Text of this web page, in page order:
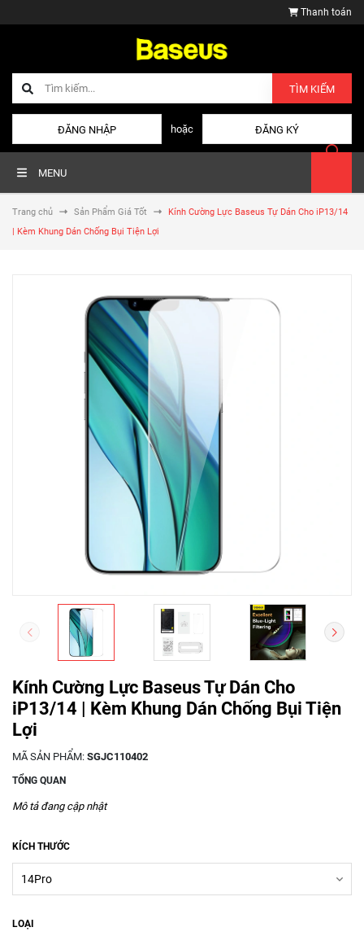
Thanh toán
TÌM KIẾM
ĐĂNG NHẬP hoặc ĐĂNG KÝ
MENU
Trang chủ Sản Phẩm Giá Tốt
Kính Cường Lực Baseus Tự Dán Cho iP13/14
| Kèm Khung Dán Chống Bụi Tiện Lợi
Kính Cường Lực Baseus Tự Dán Cho
iP13/14 | Kèm Khung Dán Chống Bụi Tiện
Lợi
MÃ SẢN PHẨM: SGJC110402
TỔNG QUAN
Mô tả đang cập nhật
KÍCH THƯỚC
LOẠI